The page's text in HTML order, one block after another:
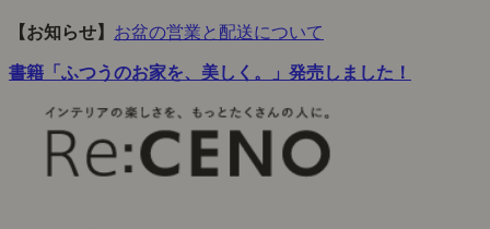
【お知らせ】 お盆の営業と配送について
書籍「ふつうのお家を、美しく。」発売しました！